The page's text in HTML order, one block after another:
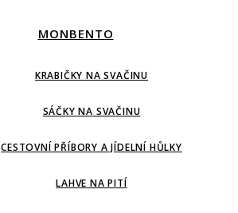
MONBENTO
KRABIČKY NA SVAČINU
SÁČKY NA SVAČINU
CESTOVNÍ PŘÍBORY A JÍDELNÍ HŮLKY
LAHVE NA PITÍ